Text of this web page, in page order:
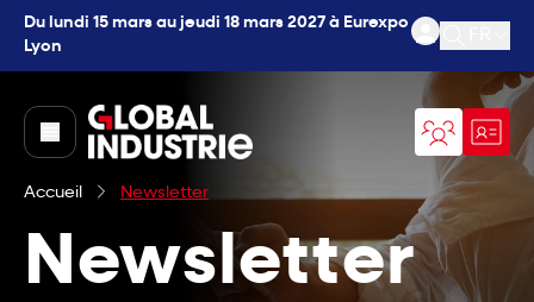
Du lundi 15 mars au jeudi 18 mars 2027 à Eurexpo
Lyon
Ouvrir
page.home
Accueil Newsletter
Newsletter